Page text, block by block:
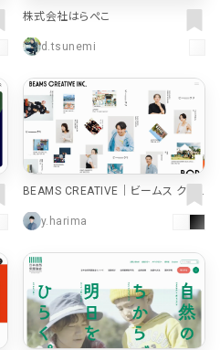
株式会社はらぺこ
d.tsunemi
BEAMS CREATIVE｜ビームス クリ
y.harima